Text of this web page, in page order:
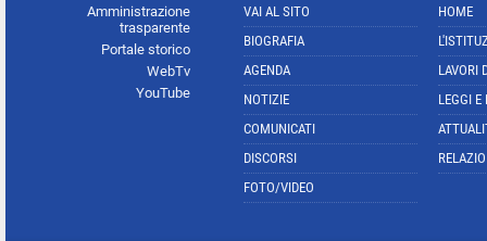
Amministrazione
trasparente
Portale storico
WebTv
YouTube
VAI AL SITO
BIOGRAFIA
AGENDA
NOTIZIE
COMUNICATI
DISCORSI
FOTO/VIDEO
HOME
LAVORI
LEGGI E